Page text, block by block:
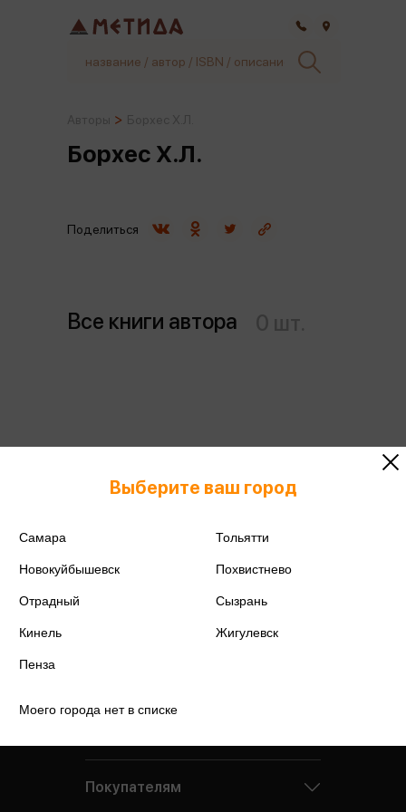
Борхес Х.Л.
Все книги автора
Поделиться
Подробнее о дисконтной карте
Выберите ваш город
Самара Тольятти
Новокуйбышевск Похвистнево
Отрадный Сызрань
Кинель Жигулевск
Пенза
Моего города нет в списке
Покупателям